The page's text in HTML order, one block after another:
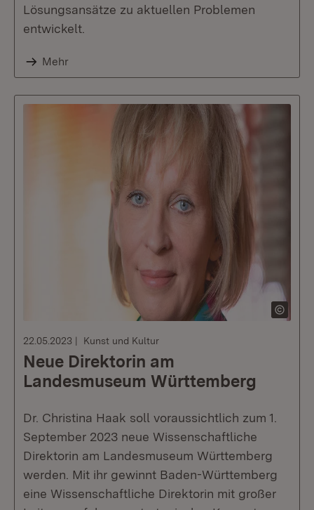
Lösungsansätze zu aktuellen Problemen
entwickelt.
Mehr
22.05.2023 Kunst und Kultur
Neue Direktorin am
Landesmuseum Württemberg
Dr. Christina Haak soll voraussichtlich zum 1.
September 2023 neue Wissenschaftliche
Direktorin am Landesmuseum Württemberg
werden. Mit ihr gewinnt Baden-Württemberg
eine Wissenschaftliche Direktorin mit großer